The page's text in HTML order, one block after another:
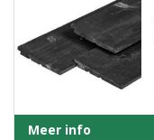
Meer info